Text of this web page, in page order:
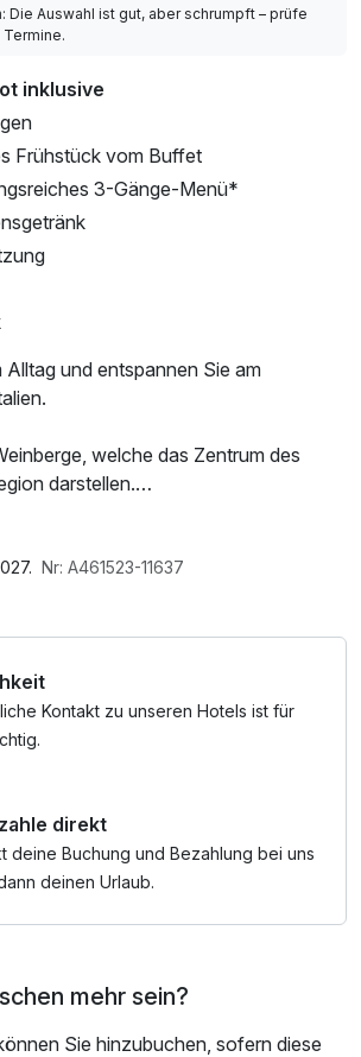
Die Auswahl ist gut, aber schrumpft – prüfe
inklusive
Frühstück vom Buffet
3-Gänge-Menü*
Alltag und entspannen Sie am
welche das Zentrum des
darstellen.
spazieren Sie entlang der
genießen Sie Ihre persönliche
Hafen von Moniga del Garda.
Nr: A461523-11637
Kontakt zu unseren Hotels ist für
direkt
deine Buchung und Bezahlung bei uns
deinen Urlaub.
mehr sein?
Sie hinzubuchen, sofern diese